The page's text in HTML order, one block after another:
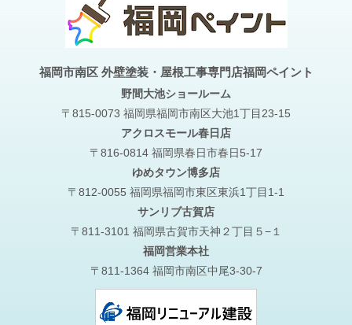
福岡市南区 外壁塗装・屋根工事専門店福岡ペイント
野間大池ショールーム
〒815-0073 福岡県福岡市南区大池1丁目23-15
アクロスモール春日店
〒816-0814 福岡県春日市春日5-17
ゆめタウン博多店
〒812-0055 福岡県福岡市東区東浜1丁目1-1
サンリブ古賀店
〒811-3101 福岡県古賀市天神２丁目５−１
福岡営業本社
〒811-1364 福岡市南区中尾3-30-7